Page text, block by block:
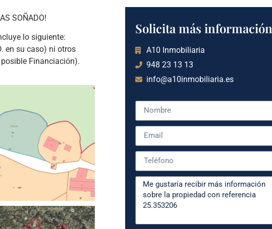
SOÑADO!
lo siguiente:
en su caso) ni otros
Financiación).
Solicita más información
A10 Inmobiliaria
948 23 13 13
info@a10inmobiliaria.es